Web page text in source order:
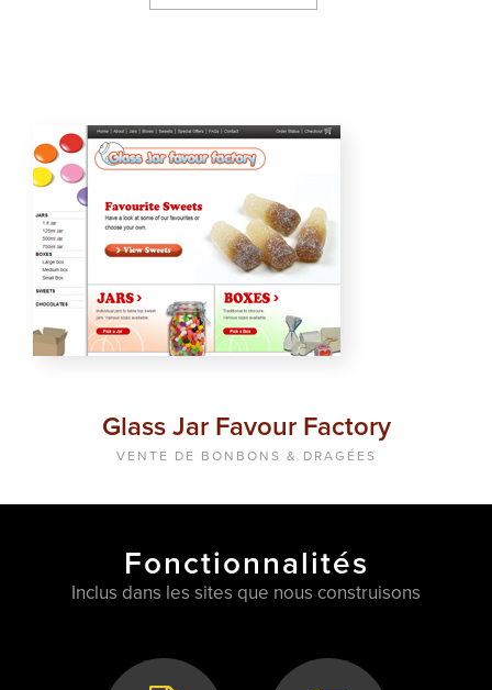
Glass Jar Favour Factory
VENTE DE BONBONS & DRAGÉES
Fonctionnalités
Inclus dans les sites que nous construisons